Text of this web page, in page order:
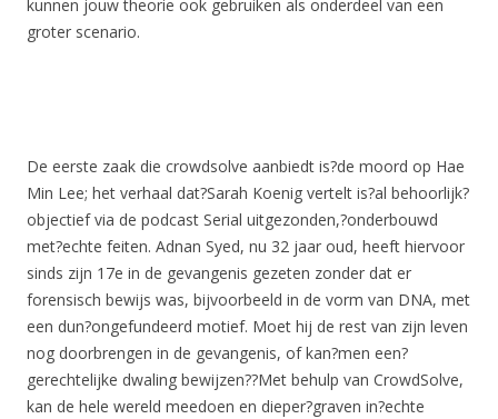
kunnen jouw theorie ook gebruiken als onderdeel van een
groter scenario.
De eerste zaak die crowdsolve aanbiedt is?de moord op Hae
Min Lee; het verhaal dat?Sarah Koenig vertelt is?al behoorlijk?
objectief via de podcast Serial uitgezonden,?onderbouwd
met?echte feiten. Adnan Syed, nu 32 jaar oud, heeft hiervoor
sinds zijn 17e in de gevangenis gezeten zonder dat er
forensisch bewijs was, bijvoorbeeld in de vorm van DNA, met
een dun?ongefundeerd motief. Moet hij de rest van zijn leven
nog doorbrengen in de gevangenis, of kan?men een?
gerechtelijke dwaling bewijzen??Met behulp van CrowdSolve,
kan de hele wereld meedoen en dieper?graven in?echte